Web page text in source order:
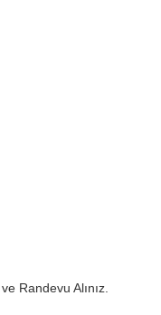
Randevu Alınız.